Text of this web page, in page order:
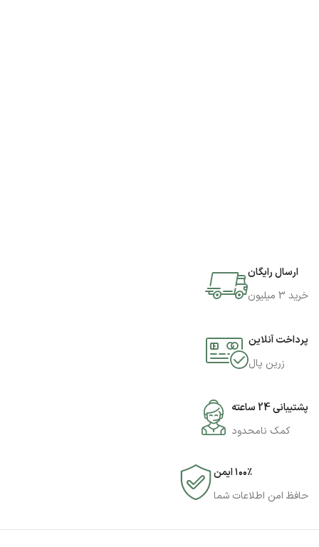
ارسال رایگان
خرید 3 میلیون
پرداخت آنلاین
زرین پال
پشتیبانی 24 ساعته
کمک نامحدود
۱۰۰٪ ایمن
حافظ امن اطلاعات شما